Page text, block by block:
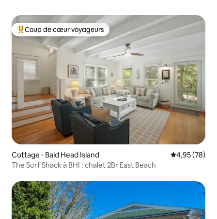
Coups de cœur voyageurs les plus appréciés
Coup de cœur voyageurs
Cottage ⋅ Bald Head Island Évaluation
4,95 (78)
The Surf Shack à BHI : chalet 2Br East Beach